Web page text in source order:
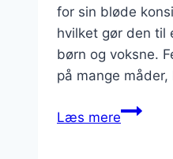
for sin bløde
hvilket gør den til
børn og voksne.
på mange
Læs mere